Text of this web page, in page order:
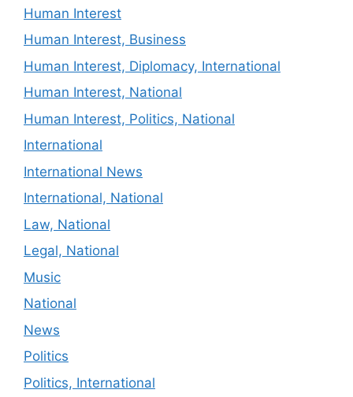
Human Interest
Human Interest, Business
Human Interest, Diplomacy, International
Human Interest, National
Human Interest, Politics, National
International
International News
International, National
Law, National
Legal, National
Music
National
News
Politics
Politics, International